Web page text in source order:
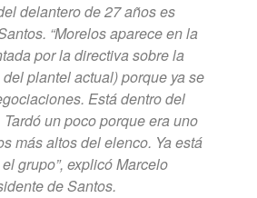
delantero de 27 años es
“Morelos aparece en la
por la directiva sobre la
plantel actual) porque ya se
Está dentro del
un poco porque era uno
más altos del elenco. Ya está
grupo”, explicó Marcelo
de Santos.